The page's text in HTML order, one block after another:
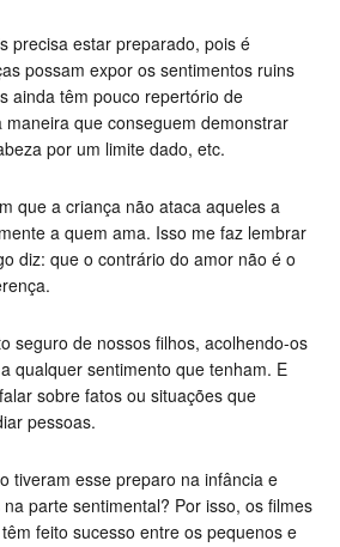
estar preparado, pois é
possam expor os sentimentos ruins
ainda têm pouco repertório de
que conseguem demonstrar
por um limite dado, etc.
que a criança não ataca aqueles a
a quem ama. Isso me faz lembrar
diz: que o contrário do amor não é o
de nossos filhos, acolhendo-os
qualquer sentimento que tenham. E
sobre fatos ou situações que
pessoas.
esse preparo na infância e
parte sentimental? Por isso, os filmes
feito sucesso entre os pequenos e